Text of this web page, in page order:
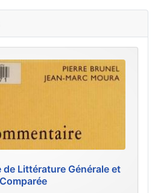
de Littérature Générale et
Comparée